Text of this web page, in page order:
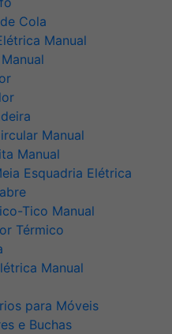
Cola
Manual
Manual
Manual
Esquadria Elétrica
Tico Manual
Térmico
Manual
para Móveis
e Buchas